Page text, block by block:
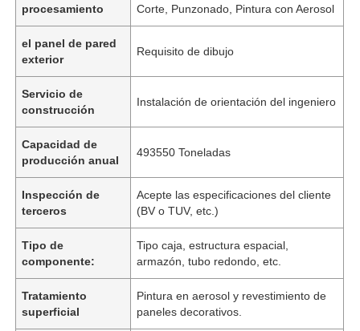
procesamiento
Corte, Punzonado, Pintura con Aerosol
el panel de pared
exterior
Requisito de dibujo
Servicio de
construcción
Instalación de orientación del ingeniero
Capacidad de
producción anual
493550 Toneladas
Inspección de
terceros
Acepte las especificaciones del cliente
(BV o TUV, etc.)
Tipo de
componente:
Tipo caja, estructura espacial,
armazón, tubo redondo, etc.
Tratamiento
superficial
Pintura en aerosol y revestimiento de
paneles decorativos.